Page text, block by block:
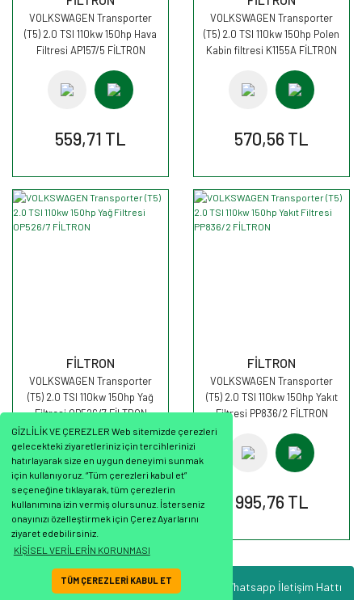
GİZLİLİK VE ÇEREZLER Web sitemizde çerezleri
gelecekteki ziyaretleriniz için tercihlerinizi
hatırlayarak size en uygun deneyimi sunmak
için kullanıyoruz. “Tüm çerezleri kabul et”
seçeneğine tıklayarak, tüm çerezlerin
kullanımına izin vermiş olursunuz. İsterseniz
onayınızı özelleştirmek için Çerez Ayarlarını
ziyaret edebilirsiniz.
KİŞİSEL VERİLERİN KORUNMASI
TÜM ÇEREZLERİ KABUL ET Whatsapp İletişim Hattı
VOLKSWAGEN Transporter
(T5) 2.0 TSI 110kw 150hp Hava
Filtresi AP157/5 FİLTRON
559,71 TL
VOLKSWAGEN Transporter
(T5) 2.0 TSI 110kw 150hp Polen
Kabin filtresi K1155A FİLTRON
570,56 TL
FİLTRON
VOLKSWAGEN Transporter
(T5) 2.0 TSI 110kw 150hp Yağ
Filtresi OP526/7 FİLTRON
568,39 TL
FİLTRON
VOLKSWAGEN Transporter
(T5) 2.0 TSI 110kw 150hp Yakıt
Filtresi PP836/2 FİLTRON
995,76 TL